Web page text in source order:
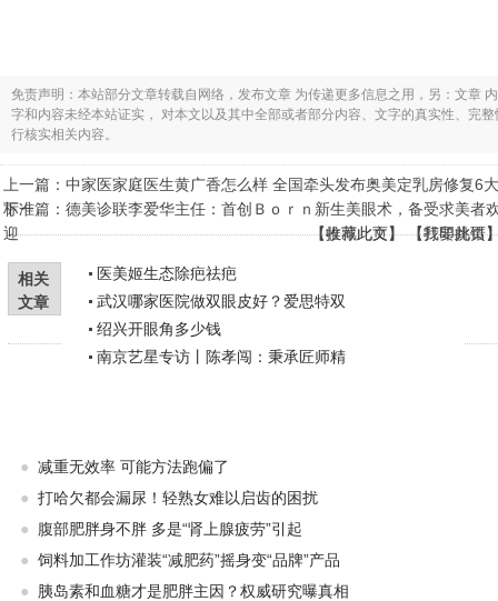
免责声明：本站部分文章转载自网络，发布文章 为传递更多信息之用，另：文章
字和内容未经本站证实， 对本文以及其中全部或者部分内容、文字的真实性、完
行核实相关内容。
上一篇： 中家医家庭医生黄广香怎么样 全国牵头发布奥美定乳房修复6大
标准
下一篇： 德美诊联李爱华主任：首创Ｂｏｒｎ新生美眼术，备受求美者
迎
【收藏此页】 【打印此页
【推荐此文】 【我要挑错
相关
文章
医美姬生态除疤祛疤
武汉哪家医院做双眼皮好？爱思特双
绍兴开眼角多少钱
南京艺星专访丨陈孝闯：秉承匠师精
● 减重无效率 可能方法跑偏了
● 打哈欠都会漏尿！轻熟女难以启齿的困扰
●
腹部肥胖身不胖 多是“肾上腺疲劳”引起
● 饲料加工作坊灌装“减肥药”摇身变“品牌”产品
●
胰岛素和血糖才是肥胖主因？权威研究曝真相